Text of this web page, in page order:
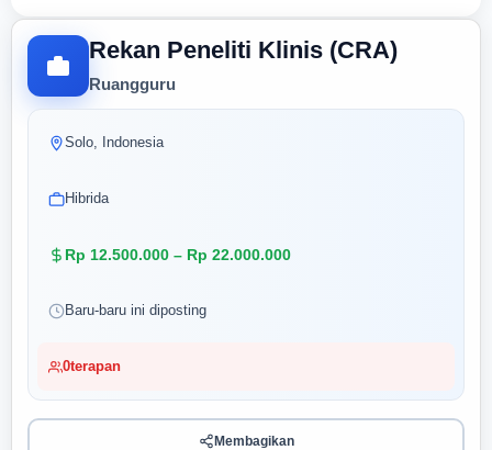
Rekan Peneliti Klinis (CRA)
Ruangguru
Solo, Indonesia
Hibrida
Rp 12.500.000 – Rp 22.000.000
Baru-baru ini diposting
0terapan
Membagikan